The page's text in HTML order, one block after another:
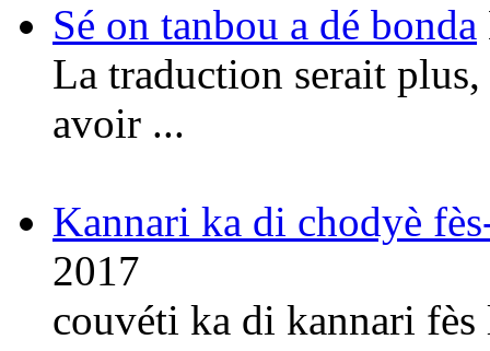
Sé on tanbou a dé bonda
La traduction serait
avoir ...
Kannari ka di chodyè
2017
couvéti ka di kannari